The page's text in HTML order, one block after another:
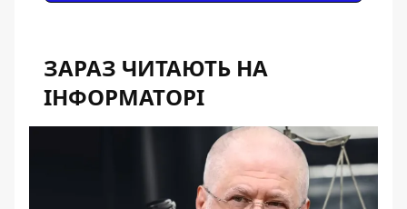
ЗАРАЗ ЧИТАЮТЬ НА
ІНФОРМАТОРІ